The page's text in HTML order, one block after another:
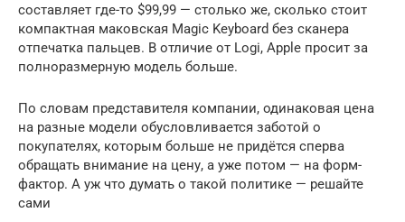
составляет где-то $99,99 — столько же, сколько стоит
компактная маковская Magic Keyboard без сканера
отпечатка пальцев. В отличие от Logi, Apple просит за
полноразмерную модель больше.
По словам представителя компании, одинаковая цена
на разные модели обусловливается заботой о
покупателях, которым больше не придётся сперва
обращать внимание на цену, а уже потом — на форм-
фактор. А уж что думать о такой политике — решайте
сами